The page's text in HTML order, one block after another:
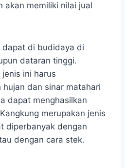
akan memiliki nilai jual
dapat di budidaya di
dataran tinggi.
ini harus
dan sinar matahari
dapat menghasilkan
merupakan jenis
diperbanyak dengan
dengan cara stek.